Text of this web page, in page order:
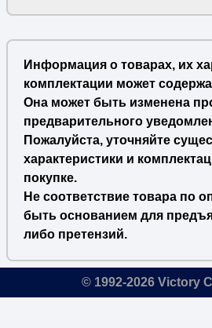
Информация о товарах, их
комплектации может
Она может быть изменена
предварительного
Пожалуйста, уточняйте
характеристики и
покупке.
Не соответствие товара по
быть основанием для
либо претензий.
© 1992-2026 Victory